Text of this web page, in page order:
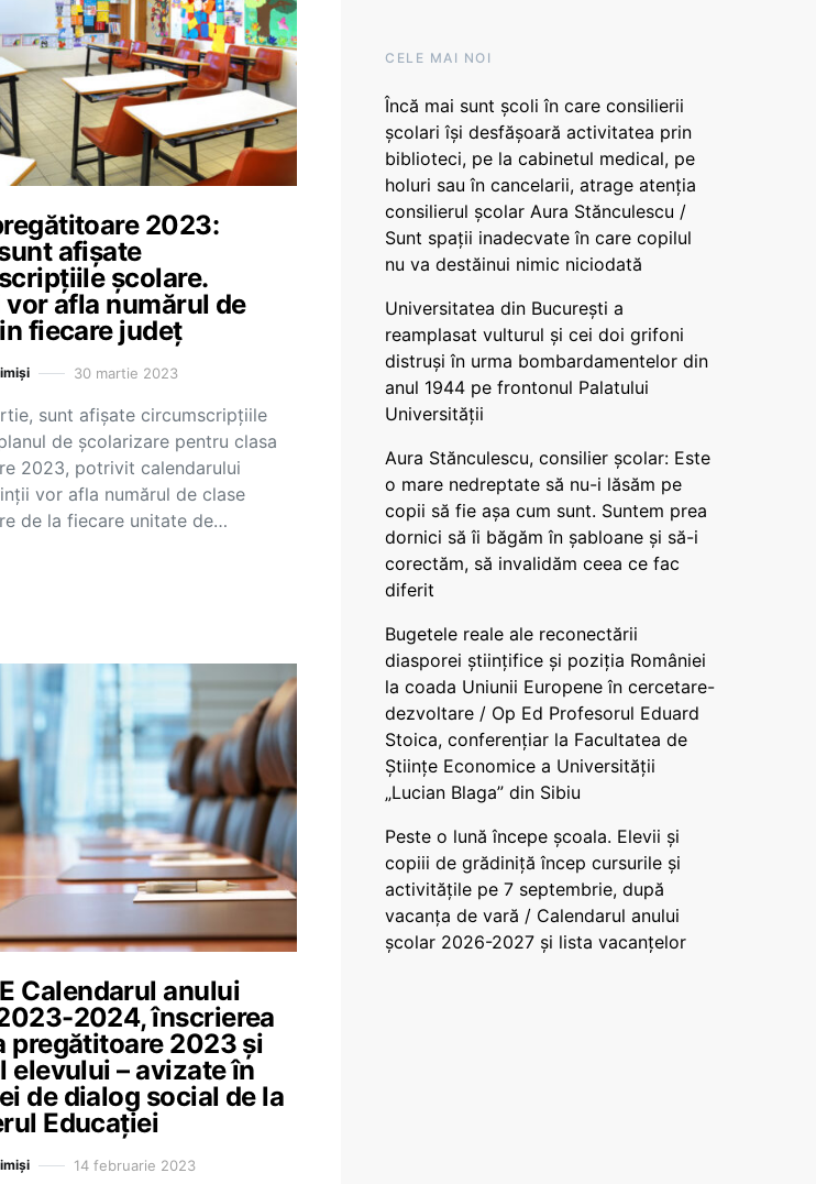
2023:
afișate
școlare.
afla numărul de
fiecare județ
30 martie 2023
sunt afișate circumscripțiile
de școlarizare pentru clasa
2023, potrivit calendarului
vor afla numărul de clase
de la fiecare unitate de…
Calendarul anului
2024, înscrierea
pregătitoare 2023 și
elevului – avizate în
de dialog social de la
Educației
14 februarie 2023
CELE MAI NOI
Încă mai sunt școli în care consilierii
școlari își desfășoară activitatea prin
biblioteci, pe la cabinetul medical, pe
holuri sau în cancelarii, atrage atenția
consilierul școlar Aura Stănculescu /
Sunt spații inadecvate în care copilul
nu va destăinui nimic niciodată
Universitatea din București a
reamplasat vulturul și cei doi grifoni
distruși în urma bombardamentelor din
anul 1944 pe frontonul Palatului
Universității
Aura Stănculescu, consilier școlar: Este
o mare nedreptate să nu-i lăsăm pe
copii să fie așa cum sunt. Suntem prea
dornici să îi băgăm în șabloane și să-i
corectăm, să invalidăm ceea ce fac
diferit
Bugetele reale ale reconectării
diasporei științifice și poziția României
la coada Uniunii Europene în cercetare-
dezvoltare / Op Ed Profesorul Eduard
Stoica, conferențiar la Facultatea de
Științe Economice a Universității
„Lucian Blaga” din Sibiu
Peste o lună începe școala. Elevii și
copiii de grădiniță încep cursurile și
activitățile pe 7 septembrie, după
vacanța de vară / Calendarul anului
școlar 2026-2027 și lista vacanțelor